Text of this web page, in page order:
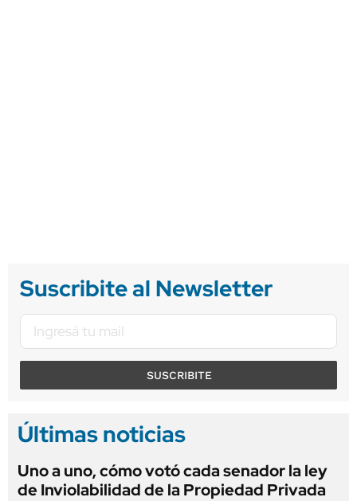
Suscribite al Newsletter
SUSCRIBITE
Últimas noticias
Uno a uno, cómo votó cada senador la ley
de Inviolabilidad de la Propiedad Privada